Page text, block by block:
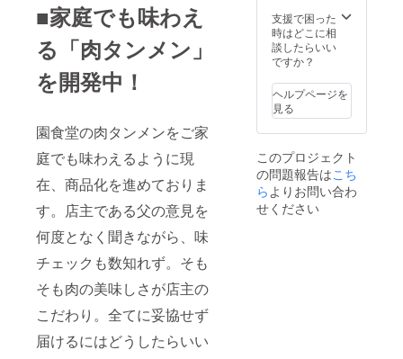
■家庭でも味わえ
る「肉タンメン」
を開発中！
園食堂の肉タンメンをご家
庭でも味わえるように現
在、商品化を進めておりま
す。店主である父の意見を
何度となく聞きながら、味
チェックも数知れず。そも
そも肉の美味しさが店主の
こだわり。全てに妥協せず
届けるにはどうしたらいい
をご覧
くださ
い。
ります
のでご
検討い
ただけ
幸いで
す。 ※
予定時
期より
く場合
がござ
いま
す。詳
しくは
※冷凍保
存時 ※
支援金
額は支
まが支
援を申
し込む
際に、
引き上
げるこ
とがで
きま
す。
ます。
【消費
期限】
・冷凍
メン／
製造日
より１
年 ・幻
子・幻
の
シュー
マイ・
ことり
支援で困った
時はどこに相
談したらいい
ですか？
ヘルプページを
見る
このプロジェクト
の問題報告はこち
らよりお問い合わ
せください